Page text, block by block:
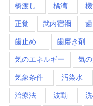
橋渡し 橘湾
正覚 武内宿禰
歯止め 歯磨き剤
気のエネルギー 気
気象条件 汚染水
治療法 波動